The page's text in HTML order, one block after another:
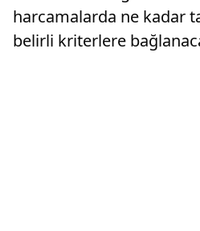
harcamalarda ne kadar
belirli kriterlere